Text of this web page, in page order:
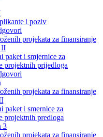
i poziv
projekata za finansiranje
II
paket i smjernice za
projektnih prijedloga
projekata za finansiranje
paket i smernice za
projektnih predloga
3
projekata za finansiranje